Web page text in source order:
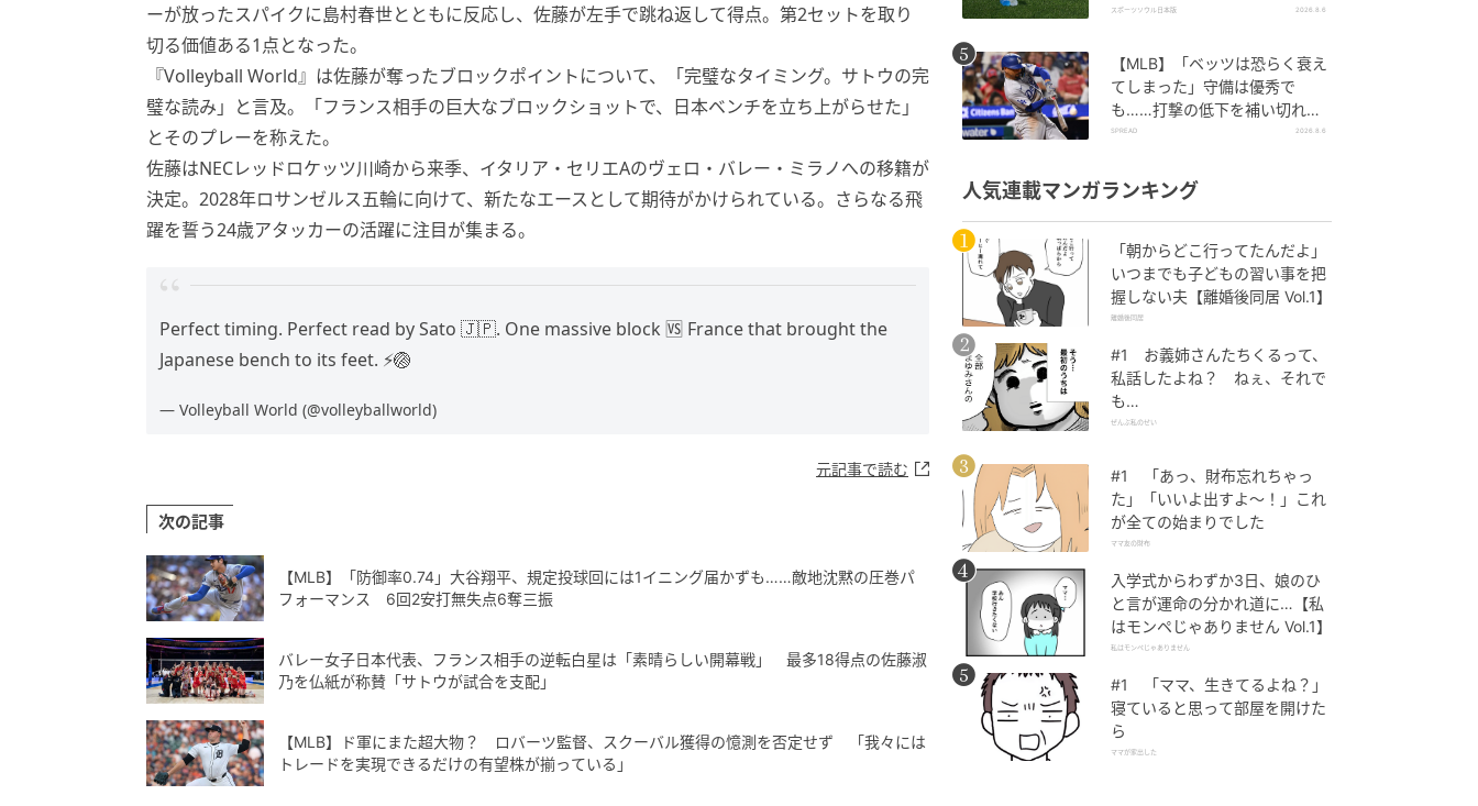
ーが放ったスパイクに島村春世とともに反応し、佐藤が左手で跳ね返して得点。第2セットを取り
切る価値ある1点となった。
『Volleyball World』は佐藤が奪ったブロックポイントについて、「完璧なタイミング。サトウの完
璧な読み」と言及。「フランス相手の巨大なブロックショットで、日本ベンチを立ち上がらせた」
とそのプレーを称えた。
佐藤はNECレッドロケッツ川崎から来季、イタリア・セリエAのヴェロ・バレー・ミラノへの移籍が
決定。2028年ロサンゼルス五輪に向けて、新たなエースとして期待がかけられている。さらなる飛
躍を誓う24歳アタッカーの活躍に注目が集まる。
Perfect timing. Perfect read by Sato 🇯🇵. One massive block 🆚 France that brought the
Japanese bench to its feet. ⚡🏐
— Volleyball World (@volleyballworld)
元記事で読む
次の記事
【MLB】「防御率0.74」大谷翔平、規定投球回には1イニング届かずも……敵地沈黙の圧巻パ
フォーマンス 6回2安打無失点6奪三振
バレー女子日本代表、フランス相手の逆転白星は「素晴らしい開幕戦」 最多18得点の佐藤淑
乃を仏紙が称賛「サトウが試合を支配」
【MLB】ド軍にまた超大物？ ロバーツ監督、スクーバル獲得の憶測を否定せず 「我々には
トレードを実現できるだけの有望株が揃っている」
スポーツソウル日本版 2026.8.6
【MLB】「ベッツは恐らく衰え
てしまった」守備は優秀で
も……打撃の低下を補い切れ
ず 地元メディアが議論「未来
SPREAD 2026.8.6
人気連載マンガランキング
「朝からどこ行ってたんだよ」
いつまでも子どもの習い事を把
握しない夫【離婚後同居 Vol.1】
離婚後同居
#1 お義姉さんたちくるって、
私話したよね？ ねぇ、それで
も…
ぜんぶ私のせい
#1 「あっ、財布忘れちゃっ
た」「いいよ出すよ〜！」これ
が全ての始まりでした
ママ友の財布
入学式からわずか3日、娘のひ
と言が運命の分かれ道に…【私
はモンペじゃありません Vol.1】
私はモンペじゃありません
#1 「ママ、生きてるよね？」
寝ていると思って部屋を開けた
ら
ママが家出した